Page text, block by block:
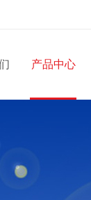
产品中心